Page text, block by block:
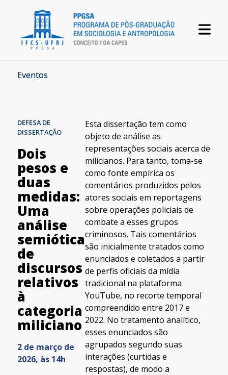
Eventos
DEFESA DE
DISSERTAÇÃO
Dois
pesos e
duas
medidas:
Uma
análise
semiótica
de
discursos
relativos
à
categoria
miliciano
2 de março de
2026, às 14h
Esta dissertação tem como
objeto de análise as
representações sociais acerca de
milicianos. Para tanto, toma-se
como fonte empírica os
comentários produzidos pelos
atores sociais em reportagens
sobre operações policiais de
combate a esses grupos
criminosos. Tais comentários
são inicialmente tratados como
enunciados e coletados a partir
de perfis oficiais da mídia
tradicional na plataforma
YouTube, no recorte temporal
compreendido entre 2017 e
2022. No tratamento analítico,
esses enunciados são
agrupados segundo suas
interações (curtidas e
respostas), de modo a